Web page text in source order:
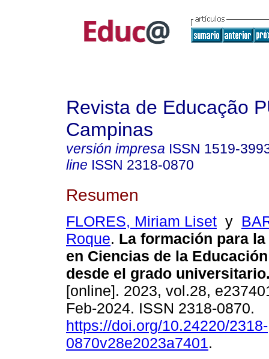
Revista de Educação
Campinas
versión impresa ISSN 1519-
line ISSN 2318-0870
Resumen
FLORES, Miriam Liset y
Roque. La formación para
en Ciencias de la
desde el grado
[online]. 2023, vol.28,
Feb-2024. ISSN 2318-0870.
https://doi.org/10.24220/2318-
0870v28e2023a7401.